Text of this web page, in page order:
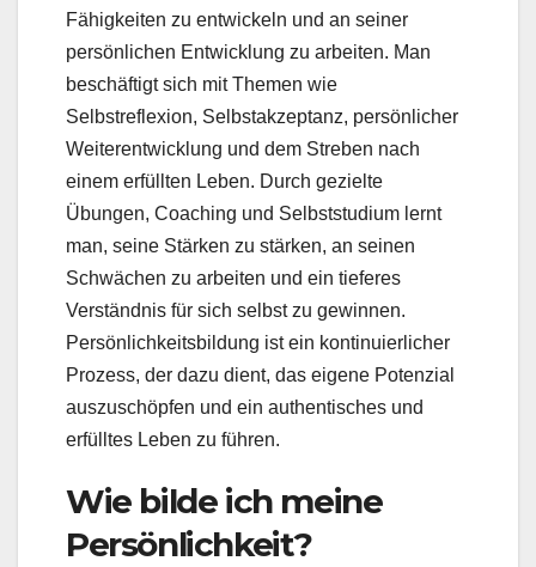
Fähigkeiten zu entwickeln und an seiner
persönlichen Entwicklung zu arbeiten. Man
beschäftigt sich mit Themen wie
Selbstreflexion, Selbstakzeptanz, persönlicher
Weiterentwicklung und dem Streben nach
einem erfüllten Leben. Durch gezielte
Übungen, Coaching und Selbststudium lernt
man, seine Stärken zu stärken, an seinen
Schwächen zu arbeiten und ein tieferes
Verständnis für sich selbst zu gewinnen.
Persönlichkeitsbildung ist ein kontinuierlicher
Prozess, der dazu dient, das eigene Potenzial
auszuschöpfen und ein authentisches und
erfülltes Leben zu führen.
Wie bilde ich meine
Persönlichkeit?